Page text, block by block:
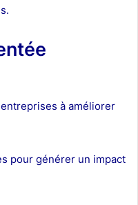
entreprises à améliorer
pour générer un impact